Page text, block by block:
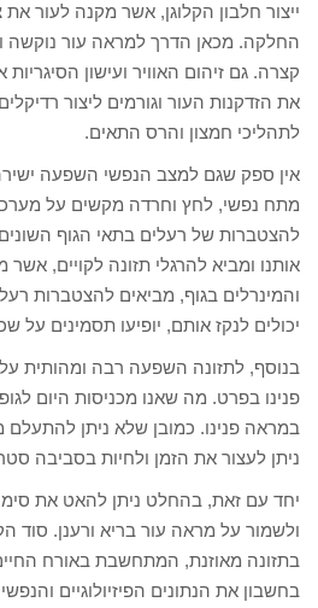
ייצור חלבון הקלוגן, אשר מקנה לעור
החלקה. מכאן הדרך למראה עור נוקשה
קצרה. גם זיהום האוויר ועישון
את הזדקנות העור וגורמים ליצור
לתהליכי חמצון והרס התאים.
אין ספק שגם למצב הנפשי השפעה
מתח נפשי, לחץ וחרדה מקשים על
להצטברות של רעלים בתאי הגוף
אותנו ומביא להרגלי תזונה לקויים,
והמינרלים בגוף, מביאים להצטברות
יכולים לנקז אותם, יופיעו תסמינים על
בנוסף, לתזונה השפעה רבה ומהותית על
פנינו בפרט. מה שאנו מכניסות היום
במראה פנינו. כמובן שלא ניתן להתעלם
ניתן לעצור את הזמן ולחיות בסביבה
יחד עם זאת, בהחלט ניתן להאט את
ולשמור על מראה עור בריא ורענן. סוד
בתזונה מאוזנת, המתחשבת באורח
בחשבון את הנתונים הפיזיולוגיים